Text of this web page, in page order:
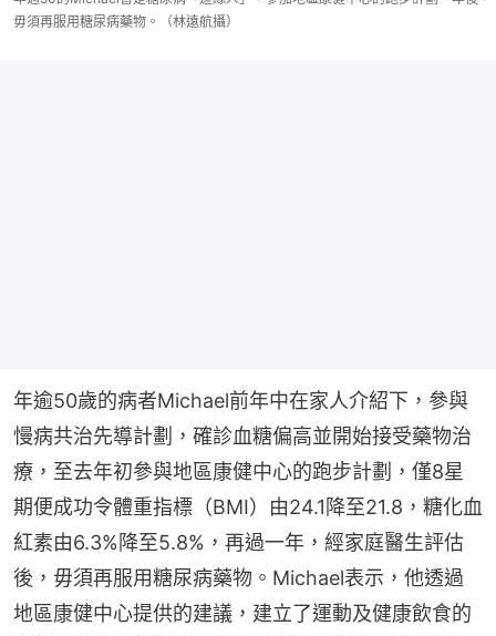
毋須再服用糖尿病藥物。（林遠航攝）
年逾50歲的病者Michael前年中在家人介紹下，參與
慢病共治先導計劃，確診血糖偏高並開始接受藥物治
療，至去年初參與地區康健中心的跑步計劃，僅8星
期便成功令體重指標（BMI）由24.1降至21.8，糖化血
紅素由6.3%降至5.8%，再過一年，經家庭醫生評估
後，毋須再服用糖尿病藥物。Michael表示，他透過
地區康健中心提供的建議，建立了運動及健康飲食的